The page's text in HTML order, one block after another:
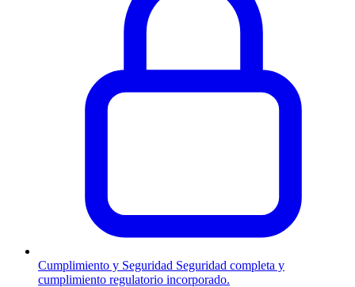
Cumplimiento y Seguridad Seguridad completa y
cumplimiento regulatorio incorporado.